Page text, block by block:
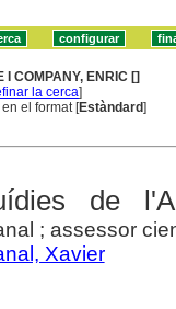
I COMPANY, ENRIC []
la cerca]
en el format [Estàndard]
de
; assessor
Xavier